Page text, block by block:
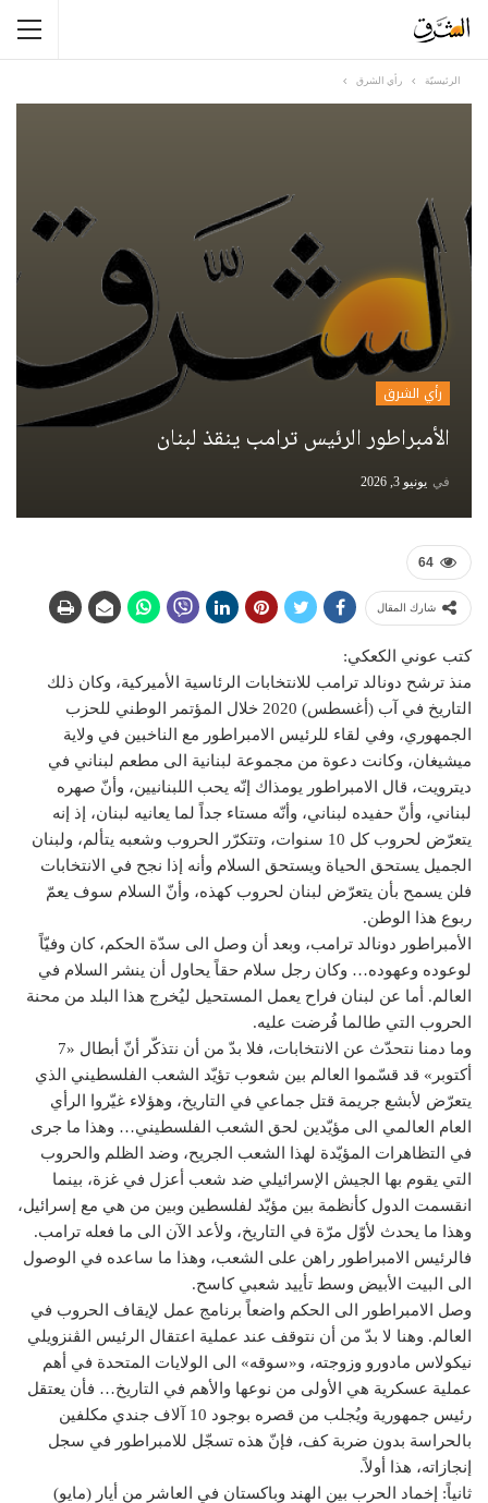
الرئيسيّة رأي الشرق
رأي الشرق
الأمبراطور الرئيس ترامب ينقذ لبنان
في يونيو 3, 2026
64
شارك المقال
كتب عوني الكعكي:
منذ ترشح دونالد ترامب للانتخابات الرئاسية الأميركية، وكان ذلك
التاريخ في آب (أغسطس) 2020 خلال المؤتمر الوطني للحزب
الجمهوري، وفي لقاء للرئيس الامبراطور مع الناخبين في ولاية
ميشيغان، وكانت دعوة من مجموعة لبنانية الى مطعم لبناني في
ديترويت، قال الامبراطور يومذاك إنّه يحب اللبنانيين، وأنّ صهره
لبناني، وأنّ حفيده لبناني، وأنّه مستاء جداً لما يعانيه لبنان، إذ إنه
يتعرّض لحروب كل 10 سنوات، وتتكرّر الحروب وشعبه يتألم، ولبنان
الجميل يستحق الحياة ويستحق السلام وأنه إذا نجح في الانتخابات
فلن يسمح بأن يتعرّض لبنان لحروب كهذه، وأنّ السلام سوف يعمّ
ربوع هذا الوطن.
الأمبراطور دونالد ترامب، وبعد أن وصل الى سدّة الحكم، كان وفيّاً
لوعوده وعهوده… وكان رجل سلام حقاً يحاول أن ينشر السلام في
العالم. أما عن لبنان فراح يعمل المستحيل ليُخرج هذا البلد من محنة
الحروب التي طالما فُرضت عليه.
وما دمنا نتحدّث عن الانتخابات، فلا بدّ من أن نتذكّر أنّ أبطال «7
أكتوبر» قد قسّموا العالم بين شعوب تؤيّد الشعب الفلسطيني الذي
يتعرّض لأبشع جريمة قتل جماعي في التاريخ، وهؤلاء غيّروا الرأي
العام العالمي الى مؤيّدين لحق الشعب الفلسطيني… وهذا ما جرى
في التظاهرات المؤيّدة لهذا الشعب الجريح، وضد الظلم والحروب
التي يقوم بها الجيش الإسرائيلي ضد شعب أعزل في غزة، بينما
انقسمت الدول كأنظمة بين مؤيّد لفلسطين وبين من هي مع إسرائيل،
وهذا ما يحدث لأوّل مرّة في التاريخ، ولأعد الآن الى ما فعله ترامب.
فالرئيس الامبراطور راهن على الشعب، وهذا ما ساعده في الوصول
الى البيت الأبيض وسط تأييد شعبي كاسح.
وصل الامبراطور الى الحكم واضعاً برنامج عمل لإيقاف الحروب في
العالم. وهنا لا بدّ من أن نتوقف عند عملية اعتقال الرئيس الڤنزويلي
نيكولاس مادورو وزوجته، و«سوقه» الى الولايات المتحدة في أهم
عملية عسكرية هي الأولى من نوعها والأهم في التاريخ… فأن يعتقل
رئيس جمهورية ويُجلب من قصره بوجود 10 آلاف جندي مكلفين
بالحراسة بدون ضربة كف، فإنّ هذه تسجّل للامبراطور في سجل
إنجازاته، هذا أولاً.
ثانياً: إخماد الحرب بين الهند وباكستان في العاشر من أيار (مايو)